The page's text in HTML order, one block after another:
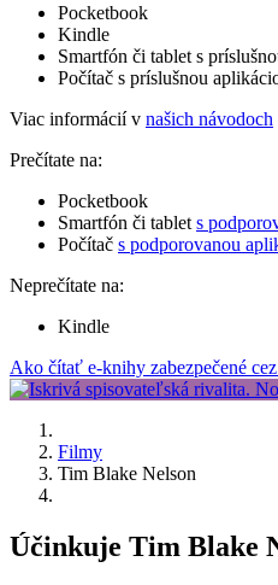
Pocketbook
Kindle
Smartfón či tablet s
Počítač s príslušnou
Viac informácií v našich návodoch
Prečítate na:
Pocketbook
Smartfón či tablet s
Počítač s podporovanou
Neprečítate na:
Kindle
Ako čítať e-knihy zabezpečené
Filmy
Tim Blake Nelson
Účinkuje Tim Blake